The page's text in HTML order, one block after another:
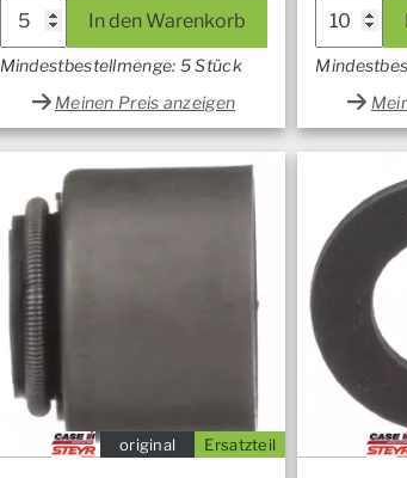
In den Warenkorb
Mindestbestellmenge: 5 Stück
Meinen Preis anzeigen
Ersatzteil
original